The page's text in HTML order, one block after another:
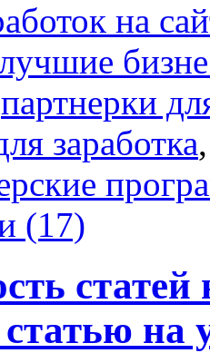
на
партнерки
заработка
(17)
на